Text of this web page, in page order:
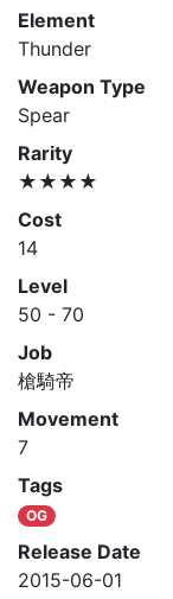
Element
Thunder
Weapon Type
Spear
Rarity
★★★★
Cost
14
Level
50 - 70
Job
槍騎帝
Movement
7
Tags
OG
Release Date
2015-06-01